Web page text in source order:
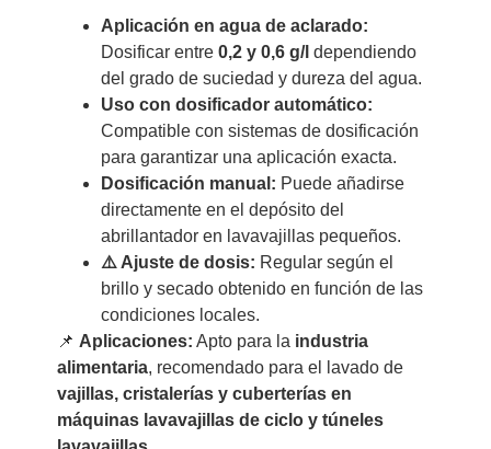
Aplicación en agua de aclarado:
Dosificar entre 0,2 y 0,6 g/l dependiendo
del grado de suciedad y dureza del agua.
Uso con dosificador automático:
Compatible con sistemas de dosificación
para garantizar una aplicación exacta.
Dosificación manual: Puede añadirse
directamente en el depósito del
abrillantador en lavavajillas pequeños.
⚠️ Ajuste de dosis: Regular según el
brillo y secado obtenido en función de las
condiciones locales.
📌 Aplicaciones: Apto para la industria
alimentaria, recomendado para el lavado de
vajillas, cristalerías y cuberterías en
máquinas lavavajillas de ciclo y túneles